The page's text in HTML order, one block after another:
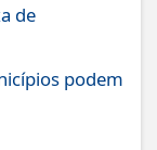
de
podem